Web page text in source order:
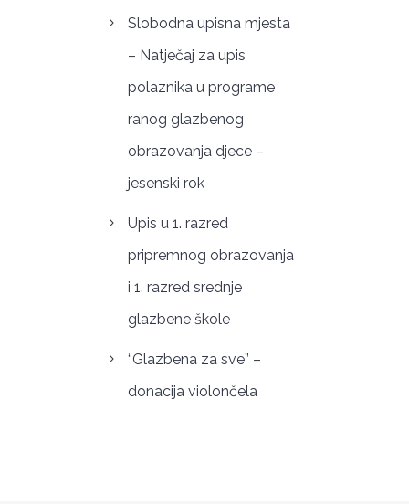
Slobodna upisna mjesta
– Natječaj za upis
polaznika u programe
ranog glazbenog
obrazovanja djece –
jesenski rok
Upis u 1. razred
pripremnog obrazovanja
i 1. razred srednje
glazbene škole
“Glazbena za sve” –
donacija violončela